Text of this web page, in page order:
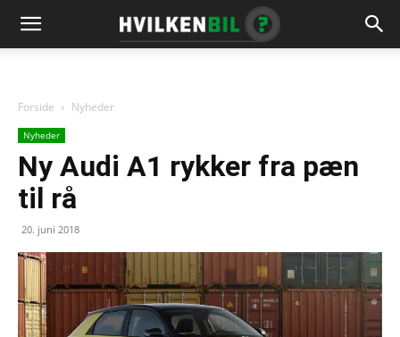
Forside Nyheder
Nyheder
Ny Audi A1 rykker fra pæn
til rå
20. juni 2018